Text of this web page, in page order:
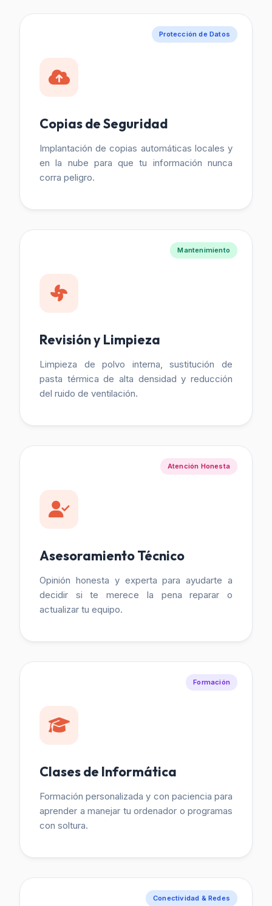
Protección de Datos
Copias de Seguridad
Implantación de copias automáticas locales y
en la nube para que tu información nunca
corra peligro.
Mantenimiento
Revisión y Limpieza
Limpieza de polvo interna, sustitución de
pasta térmica de alta densidad y reducción
del ruido de ventilación.
Atención Honesta
Asesoramiento Técnico
Opinión honesta y experta para ayudarte a
decidir si te merece la pena reparar o
actualizar tu equipo.
Formación
Clases de Informática
Formación personalizada y con paciencia para
aprender a manejar tu ordenador o programas
con soltura.
Conectividad & Redes